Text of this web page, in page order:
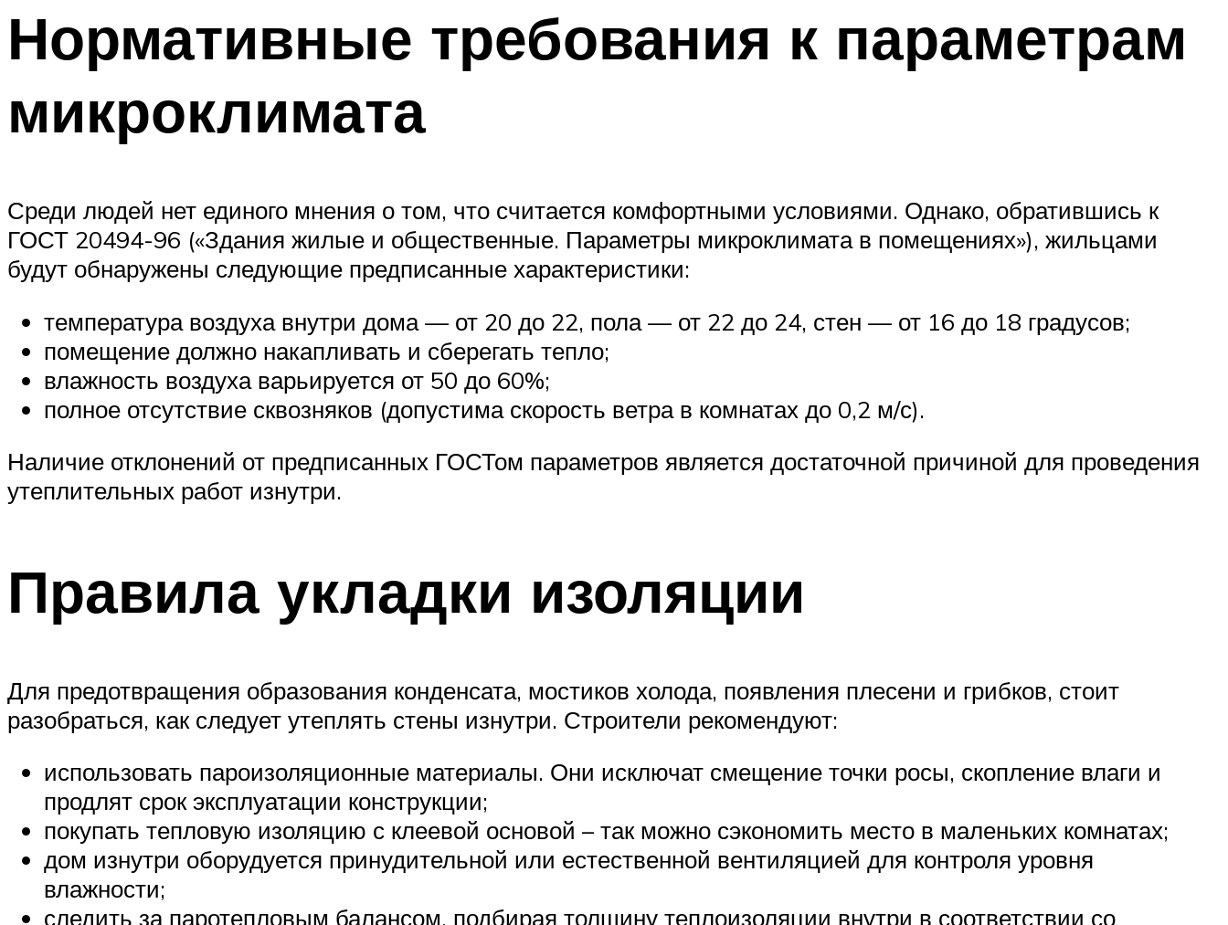
Нормативные требования к параметрам
микроклимата
Среди людей нет единого мнения о том, что считается комфортными условиями. Однако, обратившись к
ГОСТ 20494-96 («Здания жилые и общественные. Параметры микроклимата в помещениях»), жильцами
будут обнаружены следующие предписанные характеристики:
температура воздуха внутри дома — от 20 до 22, пола — от 22 до 24, стен — от 16 до 18 градусов;
помещение должно накапливать и сберегать тепло;
влажность воздуха варьируется от 50 до 60%;
полное отсутствие сквозняков (допустима скорость ветра в комнатах до 0,2 м/с).
Наличие отклонений от предписанных ГОСТом параметров является достаточной причиной для проведения
утеплительных работ изнутри.
Правила укладки изоляции
Для предотвращения образования конденсата, мостиков холода, появления плесени и грибков, стоит
разобраться, как следует утеплять стены изнутри. Строители рекомендуют:
использовать пароизоляционные материалы. Они исключат смещение точки росы, скопление влаги и
продлят срок эксплуатации конструкции;
покупать тепловую изоляцию с клеевой основой – так можно сэкономить место в маленьких комнатах;
дом изнутри оборудуется принудительной или естественной вентиляцией для контроля уровня
влажности;
следить за паротепловым балансом, подбирая толщину теплоизоляции внутри в соответствии со